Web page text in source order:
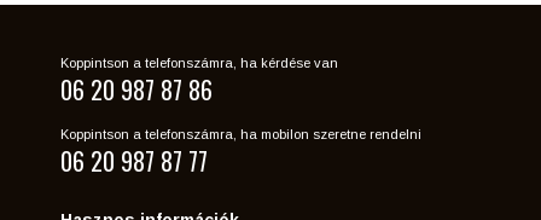
Koppintson a telefonszámra, ha kérdése van
06 20 987 87 86
Koppintson a telefonszámra, ha mobilon szeretne rendelni
06 20 987 87 77